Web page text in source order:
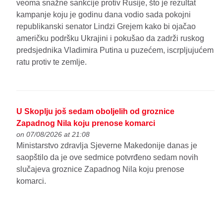
veoma snažne sankcije protiv Rusije, što je rezultat
kampanje koju je godinu dana vodio sada pokojni
republikanski senator Lindzi Grejem kako bi ojačao
američku podršku Ukrajini i pokušao da zadrži ruskog
predsjednika Vladimira Putina u puzećem, iscrpljujućem
ratu protiv te zemlje.
U Skoplju još sedam oboljelih od groznice
Zapadnog Nila koju prenose komarci
on 07/08/2026 at 21:08
Ministarstvo zdravlja Sjeverne Makedonije danas je
saopštilo da je ove sedmice potvrđeno sedam novih
slučajeva groznice Zapadnog Nila koju prenose
komarci.